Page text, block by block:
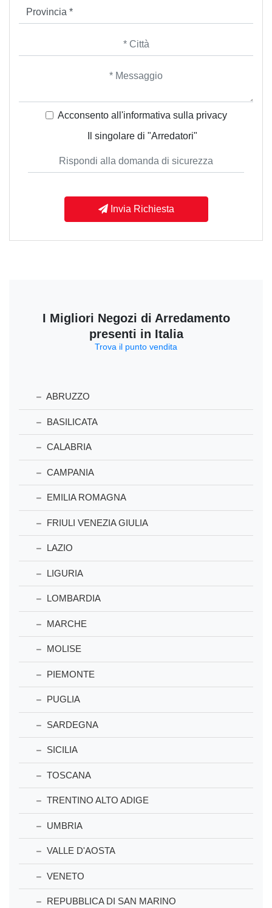
Acconsento all'informativa sulla privacy
Il singolare di "Arredatori"
Invia Richiesta
I Migliori Negozi di Arredamento
presenti in Italia
Trova il punto vendita
ABRUZZO
BASILICATA
CALABRIA
CAMPANIA
EMILIA ROMAGNA
FRIULI VENEZIA GIULIA
LAZIO
LIGURIA
LOMBARDIA
MARCHE
MOLISE
PIEMONTE
PUGLIA
SARDEGNA
SICILIA
TOSCANA
TRENTINO ALTO ADIGE
UMBRIA
VALLE D'AOSTA
VENETO
REPUBBLICA DI SAN MARINO